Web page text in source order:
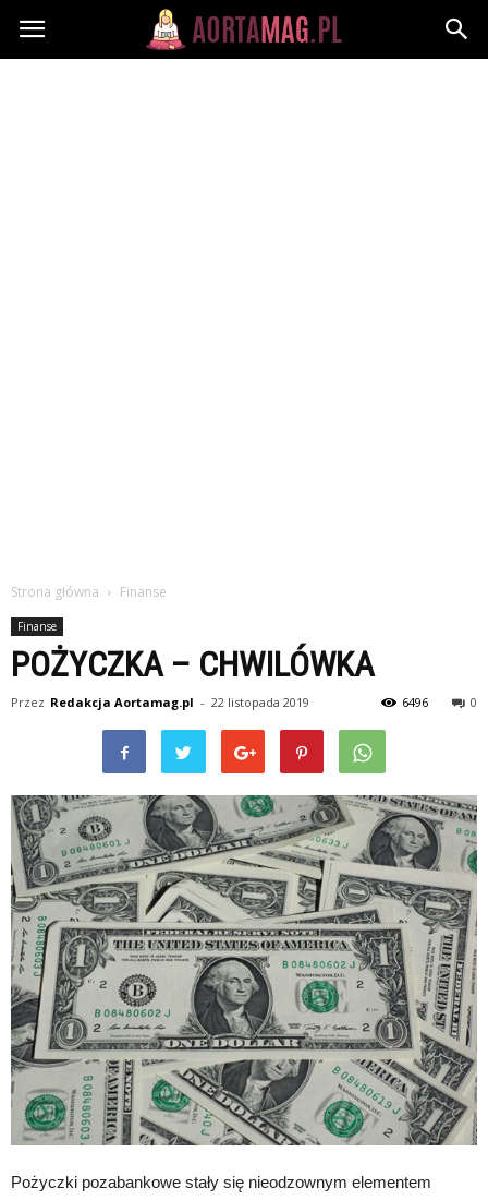
Aortamag.pl
Strona główna Finanse
Finanse
POŻYCZKA – CHWILÓWKA
Przez Redakcja Aortamag.pl - 22 listopada 2019 0
6496
Pożyczki pozabankowe stały się nieodzownym elementem